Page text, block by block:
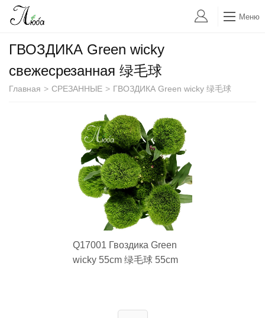
Меню
ГВОЗДИКА Green wicky
свежесрезанная 绿毛球
Главная > СРЕЗАННЫЕ > ГВОЗДИКА Green wicky 绿毛球
Q17001 Гвоздика Green
wicky 55cm 绿毛球 55cm